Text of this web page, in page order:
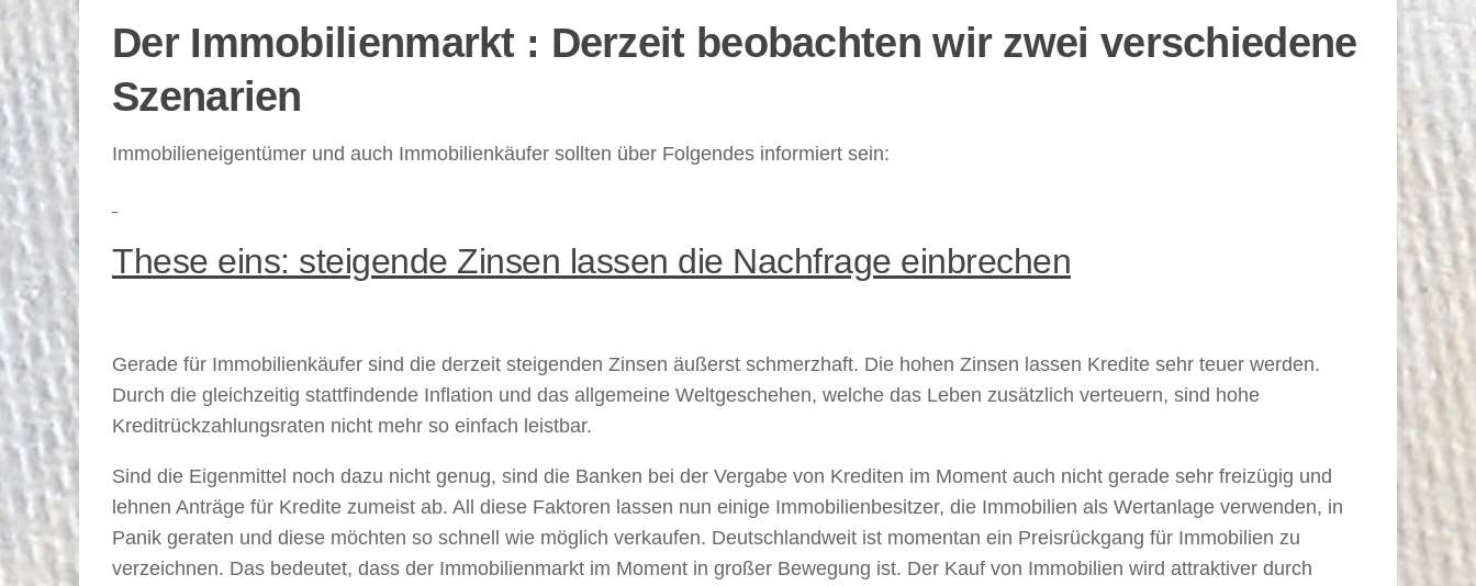
Der Immobilienmarkt : Derzeit beobachten wir zwei verschiedene
Szenarien
Immobilieneigentümer und auch Immobilienkäufer sollten über Folgendes informiert sein:
These eins: steigende Zinsen lassen die Nachfrage einbrechen
Gerade für Immobilienkäufer sind die derzeit steigenden Zinsen äußerst schmerzhaft. Die hohen Zinsen lassen Kredite sehr teuer werden.
Durch die gleichzeitig stattfindende Inflation und das allgemeine Weltgeschehen, welche das Leben zusätzlich verteuern, sind hohe
Kreditrückzahlungsraten nicht mehr so einfach leistbar.
Sind die Eigenmittel noch dazu nicht genug, sind die Banken bei der Vergabe von Krediten im Moment auch nicht gerade sehr freizügig und
lehnen Anträge für Kredite zumeist ab. All diese Faktoren lassen nun einige Immobilienbesitzer, die Immobilien als Wertanlage verwenden, in
Panik geraten und diese möchten so schnell wie möglich verkaufen. Deutschlandweit ist momentan ein Preisrückgang für Immobilien zu
verzeichnen. Das bedeutet, dass der Immobilienmarkt im Moment in großer Bewegung ist. Der Kauf von Immobilien wird attraktiver durch